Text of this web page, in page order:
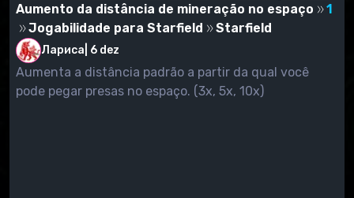
Aumento da distância de mineração no espaço
1
Jogabilidade para Starfield
Starfield
Лариса 6 dez
Aumenta a distância padrão a partir da qual você
pode pegar presas no espaço. (3x, 5x, 10x)